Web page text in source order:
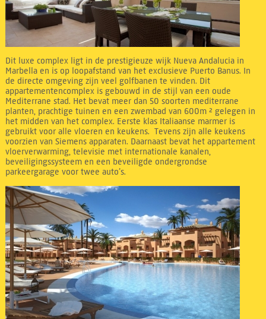
Dit luxe complex ligt in de prestigieuze wijk Nueva Andalucia in
Marbella en is op loopafstand van het exclusieve Puerto Banus. In
de directe omgeving zijn veel golfbanen te vinden. Dit
appartementencomplex is gebouwd in de stijl van een oude
Mediterrane stad. Het bevat meer dan 50 soorten mediterrane
planten, prachtige tuinen en een zwembad van 600m ² gelegen in
het midden van het complex. Eerste klas Italiaanse marmer is
gebruikt voor alle vloeren en keukens. Tevens zijn alle keukens
voorzien van Siemens apparaten. Daarnaast bevat het appartement
vloerverwarming, televisie met internationale kanalen,
beveiligingssysteem en een beveiligde ondergrondse
parkeergarage voor twee auto’s.